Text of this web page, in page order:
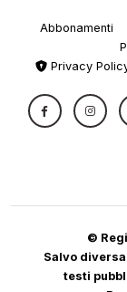
Abbonamenti
Privacy
©
Salvo
testi